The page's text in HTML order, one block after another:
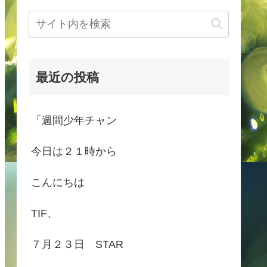
最近の投稿
「週間少年チャン
今日は２１時から
こんにちは
TIF、
７月２３日 STAR